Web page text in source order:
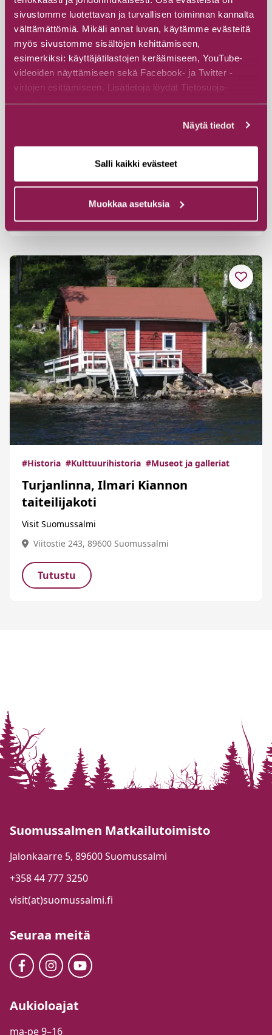
sivustomme luotettavan ja turvallisen toiminnan kannalta
välttämättömiä. Mikäli annat luvan, käytämme evästeitä
myös sivustomme sisältöjen kehittämiseen,
esimerkiksi: käyttäjätilastojen keräämiseen, YouTube-
videoiden näyttämiseen sekä Facebook- ja Twitter -
virtojen esittämiseen. Lisätietoja löydät Tietosuoja-
sivuiltamme.
Näytä tiedot
Salli kaikki evästeet
Muokkaa asetuksia
Visit Suomussalmi
Kiannonkatu 31, 89600 Suomussalmi
#Historia #Kulttuurihistoria #Museot ja galleriat
Turjanlinna, Ilmari Kiannon
taiteilijakoti
Visit Suomussalmi
Viitostie 243, 89600 Suomussalmi
Tutustu
Suomussalmen Matkailutoimisto
Jalonkaarre 5, 89600 Suomussalmi
+358 44 777 3250
visit(at)suomussalmi.fi
Seuraa meitä
Aukioloajat
ma-pe 9–16